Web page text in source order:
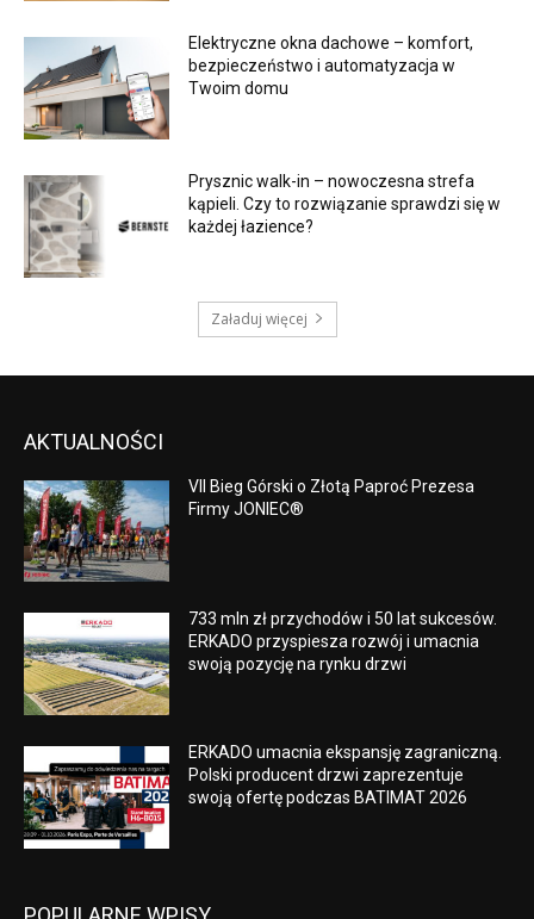
Elektryczne okna dachowe – komfort,
bezpieczeństwo i automatyzacja w
Twoim domu
Prysznic walk-in – nowoczesna strefa
kąpieli. Czy to rozwiązanie sprawdzi się w
każdej łazience?
Załaduj więcej
AKTUALNOŚCI
VII Bieg Górski o Złotą Paproć Prezesa
Firmy JONIEC®
733 mln zł przychodów i 50 lat sukcesów.
ERKADO przyspiesza rozwój i umacnia
swoją pozycję na rynku drzwi
ERKADO umacnia ekspansję zagraniczną.
Polski producent drzwi zaprezentuje
swoją ofertę podczas BATIMAT 2026